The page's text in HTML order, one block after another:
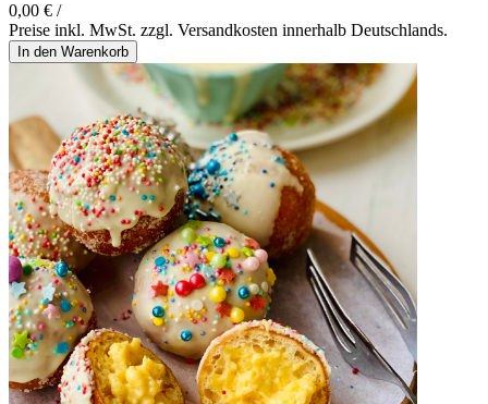
0,00 € /
Preise inkl. MwSt. zzgl. Versandkosten innerhalb Deutschlands.
In den Warenkorb